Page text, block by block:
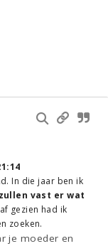
In die jaar ben ik
vast er wat
gezien had ik
zoeken.
je moeder en